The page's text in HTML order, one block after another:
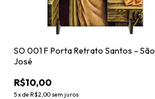
SO 001 F Porta Retrato Santos - São
José
R$10,00
5xde R$2,00 sem juros